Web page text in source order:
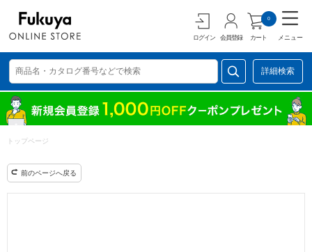
ログイン 会員登録 カート
0
メニュー
詳細検索
トップページ
前のページへ戻る